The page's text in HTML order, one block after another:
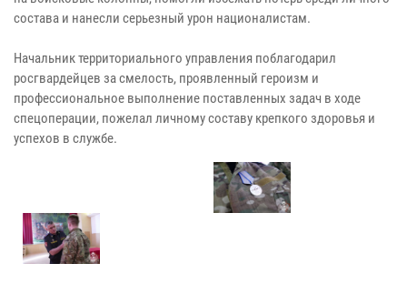
состава и нанесли серьезный урон националистам.
Начальник территориального управления поблагодарил
росгвардейцев за смелость, проявленный героизм и
профессиональное выполнение поставленных задач в ходе
спецоперации, пожелал личному составу крепкого здоровья и
успехов в службе.